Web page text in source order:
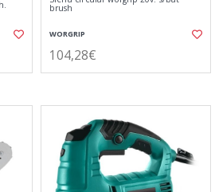
brush
WORGRIP
104,28€